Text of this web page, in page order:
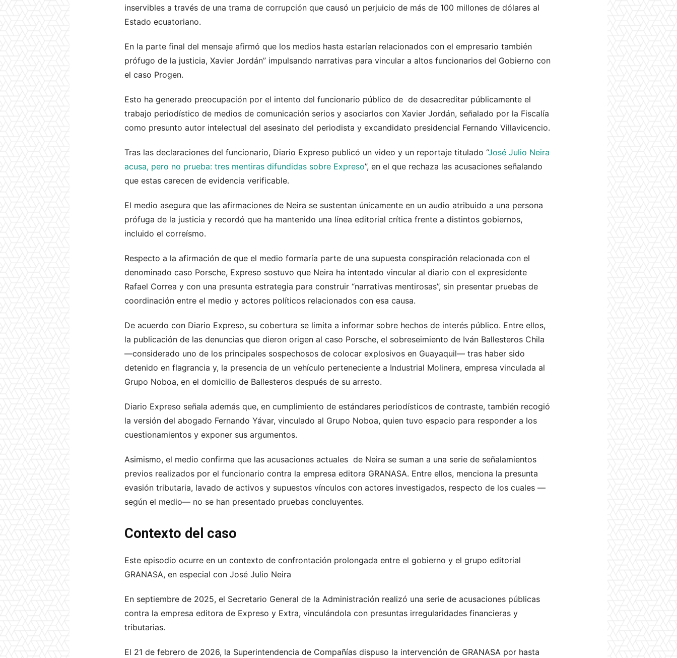
inservibles a través de una trama de corrupción que causó un perjuicio de más de 100 millones de dólares al
Estado ecuatoriano.
En la parte final del mensaje afirmó que los medios hasta estarían relacionados con el empresario también
prófugo de la justicia, Xavier Jordán” impulsando narrativas para vincular a altos funcionarios del Gobierno con
el caso Progen.
Esto ha generado preocupación por el intento del funcionario público de de desacreditar públicamente el
trabajo periodístico de medios de comunicación serios y asociarlos con Xavier Jordán, señalado por la Fiscalía
como presunto autor intelectual del asesinato del periodista y excandidato presidencial Fernando Villavicencio.
Tras las declaraciones del funcionario, Diario Expreso publicó un video y un reportaje titulado “José Julio Neira
acusa, pero no prueba: tres mentiras difundidas sobre Expreso”, en el que rechaza las acusaciones señalando
que estas carecen de evidencia verificable.
El medio asegura que las afirmaciones de Neira se sustentan únicamente en un audio atribuido a una persona
prófuga de la justicia y recordó que ha mantenido una línea editorial crítica frente a distintos gobiernos,
incluido el correísmo.
Respecto a la afirmación de que el medio formaría parte de una supuesta conspiración relacionada con el
denominado caso Porsche, Expreso sostuvo que Neira ha intentado vincular al diario con el expresidente
Rafael Correa y con una presunta estrategia para construir “narrativas mentirosas”, sin presentar pruebas de
coordinación entre el medio y actores políticos relacionados con esa causa.
De acuerdo con Diario Expreso, su cobertura se limita a informar sobre hechos de interés público. Entre ellos,
la publicación de las denuncias que dieron origen al caso Porsche, el sobreseimiento de Iván Ballesteros Chila
—considerado uno de los principales sospechosos de colocar explosivos en Guayaquil— tras haber sido
detenido en flagrancia y, la presencia de un vehículo perteneciente a Industrial Molinera, empresa vinculada al
Grupo Noboa, en el domicilio de Ballesteros después de su arresto.
Diario Expreso señala además que, en cumplimiento de estándares periodísticos de contraste, también recogió
la versión del abogado Fernando Yávar, vinculado al Grupo Noboa, quien tuvo espacio para responder a los
cuestionamientos y exponer sus argumentos.
Asimismo, el medio confirma que las acusaciones actuales de Neira se suman a una serie de señalamientos
previos realizados por el funcionario contra la empresa editora GRANASA. Entre ellos, menciona la presunta
evasión tributaria, lavado de activos y supuestos vínculos con actores investigados, respecto de los cuales —
según el medio— no se han presentado pruebas concluyentes.
Contexto del caso
Este episodio ocurre en un contexto de confrontación prolongada entre el gobierno y el grupo editorial
GRANASA, en especial con José Julio Neira
En septiembre de 2025, el Secretario General de la Administración realizó una serie de acusaciones públicas
contra la empresa editora de Expreso y Extra, vinculándola con presuntas irregularidades financieras y
tributarias.
El 21 de febrero de 2026, la Superintendencia de Compañías dispuso la intervención de GRANASA por hasta